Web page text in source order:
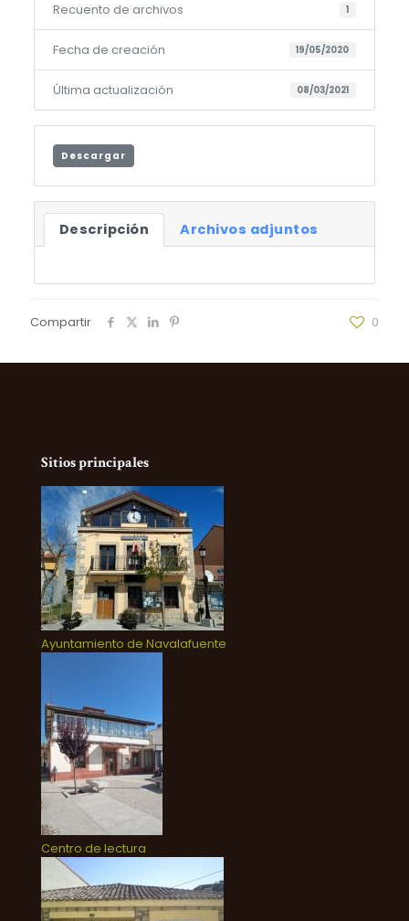
Recuento de archivos 1
Fecha de creación 19/05/2020
Última actualización 08/03/2021
Descargar
Descripción Archivos adjuntos
Compartir 0
Sitios principales
Ayuntamiento de Navalafuente
Centro de lectura